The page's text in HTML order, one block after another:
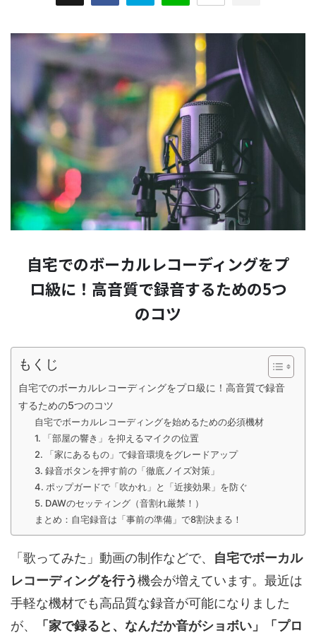
自宅でのボーカルレコーディングをプ
ロ級に！高音質で録音するための5つ
のコツ
もくじ
自宅でのボーカルレコーディングをプロ級に！高音質で録音
するための5つのコツ
自宅でボーカルレコーディングを始めるための必須機材
1. 「部屋の響き」を抑えるマイクの位置
2. 「家にあるもの」で録音環境をグレードアップ
3. 録音ボタンを押す前の「徹底ノイズ対策」
4. ポップガードで「吹かれ」と「近接効果」を防ぐ
5. DAWのセッティング（音割れ厳禁！）
まとめ：自宅録音は「事前の準備」で8割決まる！
「歌ってみた」動画の制作などで、 自宅でボーカル
レコーディングを行う機会が増えています。最近は
手軽な機材でも高品質な録音が可能になりました
が、
「家で録ると、なんだか音がショボい」「プロ